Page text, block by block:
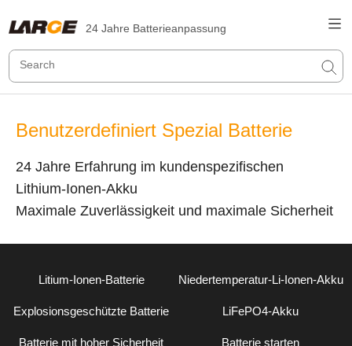
24 Jahre Batterieanpassung
Benutzerdefiniert Spezial Batterie
24 Jahre Erfahrung im kundenspezifischen
Lithium-Ionen-Akku
Maximale Zuverlässigkeit und maximale Sicherheit
Litium-Ionen-Batterie Niedertemperatur-Li-Ionen-Akku
Explosionsgeschützte Batterie LiFePO4-Akku
Batterie mit hoher Sicherheit Batterie starten